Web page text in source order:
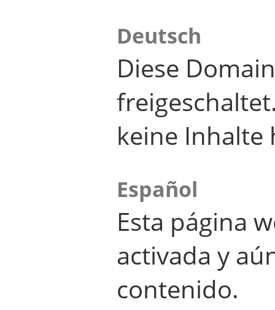
Deutsch
Diese
keine Inhalte
Español
Esta página
activada y
contenido.